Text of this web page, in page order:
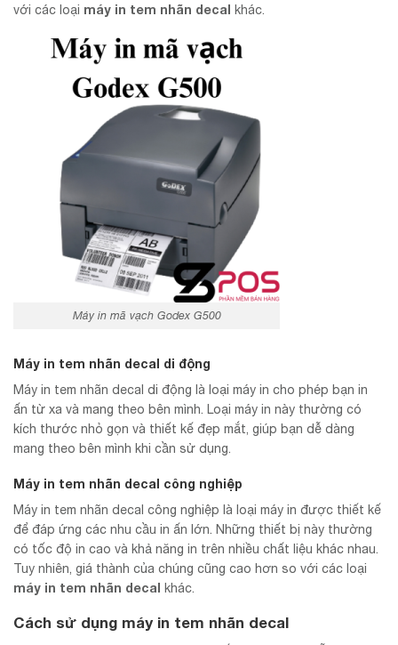
với các loại máy in tem nhãn decal khác.
Máy in mã vạch Godex G500
Máy in tem nhãn decal di động
Máy in tem nhãn decal di động là loại máy in cho phép bạn in
ấn từ xa và mang theo bên mình. Loại máy in này thường có
kích thước nhỏ gọn và thiết kế đẹp mắt, giúp bạn dễ dàng
mang theo bên mình khi cần sử dụng.
Máy in tem nhãn decal công nghiệp
Máy in tem nhãn decal công nghiệp là loại máy in được thiết kế
để đáp ứng các nhu cầu in ấn lớn. Những thiết bị này thường
có tốc độ in cao và khả năng in trên nhiều chất liệu khác nhau.
Tuy nhiên, giá thành của chúng cũng cao hơn so với các loại
máy in tem nhãn decal khác.
Cách sử dụng máy in tem nhãn decal